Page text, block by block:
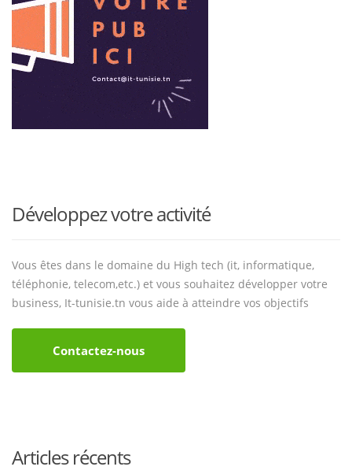
Développez votre activité
Vous êtes dans le domaine du High tech (it, informatique,
téléphonie, telecom,etc.) et vous souhaitez développer votre
business, It-tunisie.tn vous aide à atteindre vos objectifs
Contactez-nous
Articles récents